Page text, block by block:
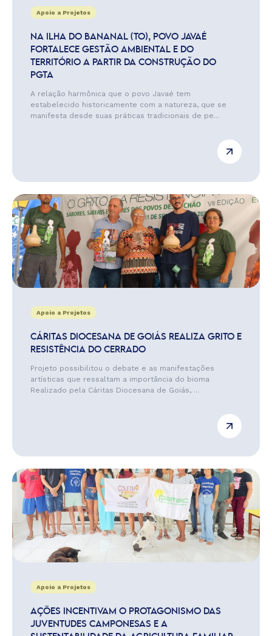
Apoio a Projetos
NA ILHA DO BANANAL (TO), POVO JAVAÉ
FORTALECE GESTÃO AMBIENTAL E DO
TERRITÓRIO A PARTIR DA CONSTRUÇÃO DO
PGTA
A relação harmônica que o povo Javaé tem
estabelecido historicamente com a natureza, que se
manifesta desde suas práticas tradicionais de pe...
Apoio a Projetos
CÁRITAS DIOCESANA DE GOIÁS REALIZA GRITO E
RESISTÊNCIA DO CERRADO
Projeto possibilitou o debate e as manifestações
artísticas que ressaltam a importância do bioma
Realizado pela Cáritas Diocesana de Goiás, ...
Apoio a Projetos
AÇÕES INCENTIVAM O PROTAGONISMO DAS
JUVENTUDES CAMPONESAS E A